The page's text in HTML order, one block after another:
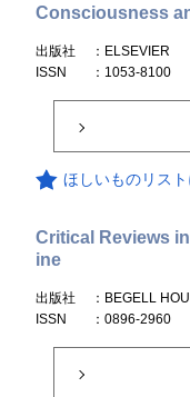
Consciousness
出版社
：ELSEVIER
ISSN
：1053-8100
ほしいものリス
Critical Reviews
ine
出版社
：BEGELL
ISSN
：0896-2960